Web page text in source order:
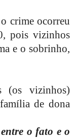
crime ocorreu
pois vizinhos
e o sobrinho,
(os vizinhos)
de dona
o fato e o